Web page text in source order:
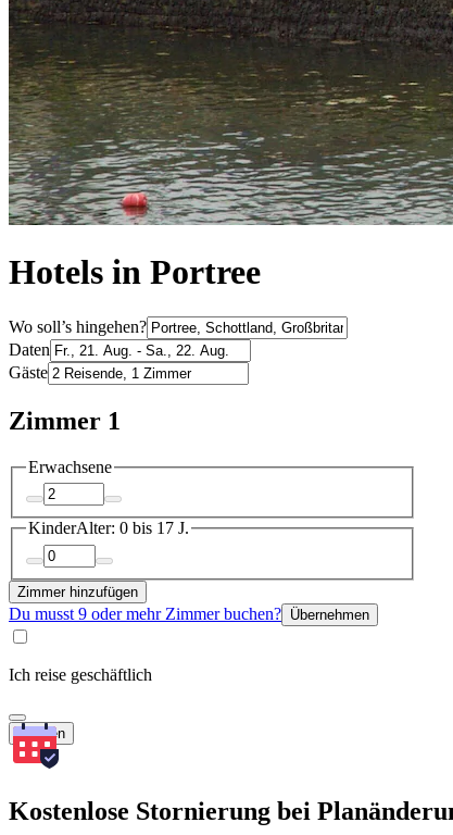
Hotels in Portree
Wo soll’s hingehen?
Daten
Gäste
Zimmer 1
Erwachsene
KinderAlter: 0 bis 17 J.
Zimmer hinzufügen
Du musst 9 oder mehr Zimmer buchen? Übernehmen
Ich reise geschäftlich
Suchen
Kostenlose Stornierung bei